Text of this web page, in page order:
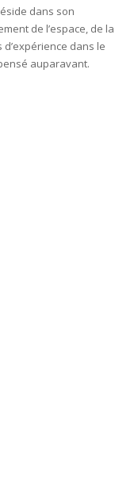
dans son
de l’espace, de la
dans le
auparavant.